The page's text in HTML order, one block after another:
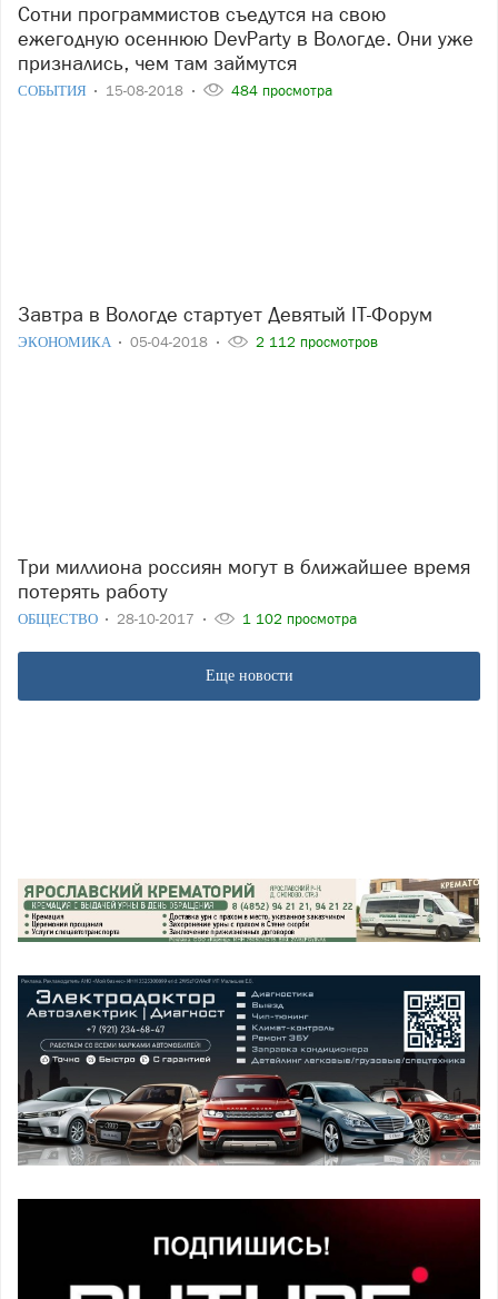
Сотни программистов съедутся на свою
ежегодную осеннюю DevParty в Вологде. Они уже
признались, чем там займутся
СОБЫТИЯ 15-08-2018 484 просмотра
Завтра в Вологде стартует Девятый IT-Форум
ЭКОНОМИКА 05-04-2018 2 112 просмотров
Три миллиона россиян могут в ближайшее время
потерять работу
ОБЩЕСТВО 28-10-2017 1 102 просмотра
Еще новости